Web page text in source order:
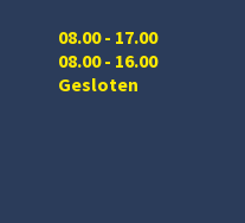
08.00 - 17.00
08.00 - 16.00
Gesloten